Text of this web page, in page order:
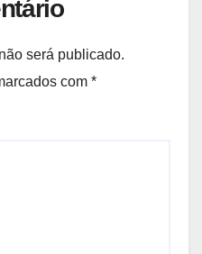
será publicado.
com *